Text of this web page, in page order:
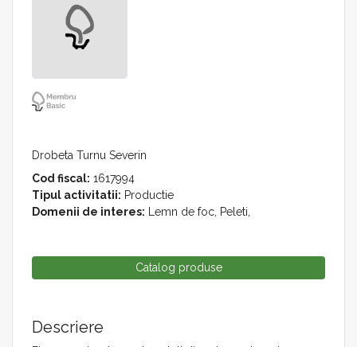
Drobeta Turnu Severin
Cod fiscal: 1617994
Tipul activitatii: Productie
Domenii de interes: Lemn de foc, Peleti,
Catalog produse
Descriere